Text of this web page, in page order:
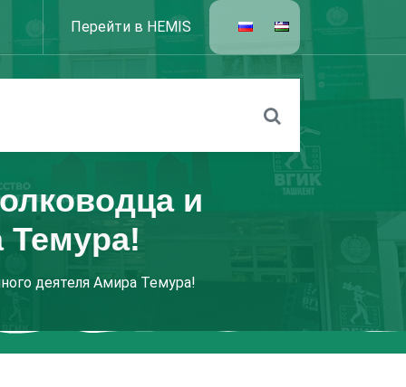
Перейти в HEMIS
и
Темура!
деятеля Амира Темура!